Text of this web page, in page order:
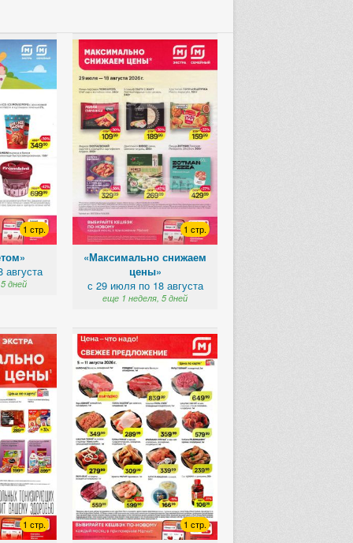
«Свежее предложение»
с 5 по 11 августа
1 стр.
дней
1 стр.
«Максимально снижаем
цены»
с 29 июля по 18 августа
еще 1 неделя, 5 дней
1 стр. 1 стр.